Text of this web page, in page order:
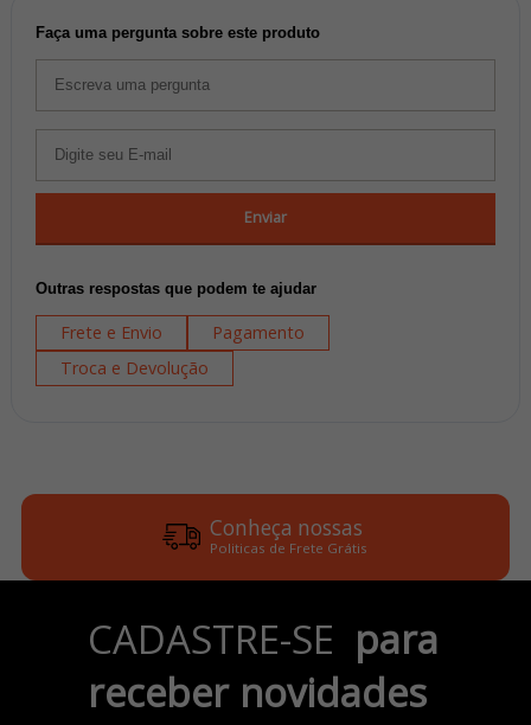
Faça uma pergunta sobre este produto
Enviar
Outras respostas que podem te ajudar
Frete e Envio
Pagamento
Troca e Devolução
Conheça nossas
Politicas de Frete Grátis
no Cartão de Crédito
Pix e Boleto
CADASTRE-SE para
receber novidades